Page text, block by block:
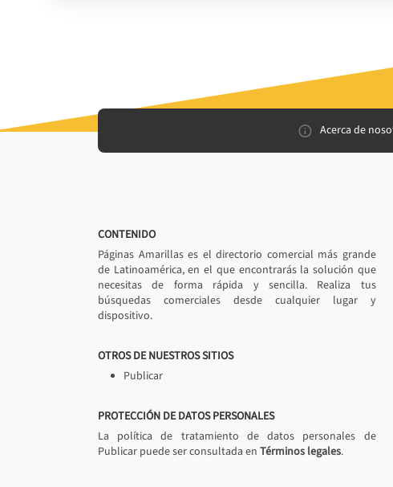
Acerca de
CONTENIDO
Páginas Amarillas es el directorio comercial más grande
de Latinoamérica, en el que encontrarás la solución que
necesitas de forma rápida y sencilla. Realiza tus
búsquedas comerciales desde cualquier lugar y
dispositivo.
OTROS DE NUESTROS SITIOS
Publicar
PROTECCIÓN DE DATOS PERSONALES
La política de tratamiento de datos personales de
Publicar puede ser consultada en Términos legales.